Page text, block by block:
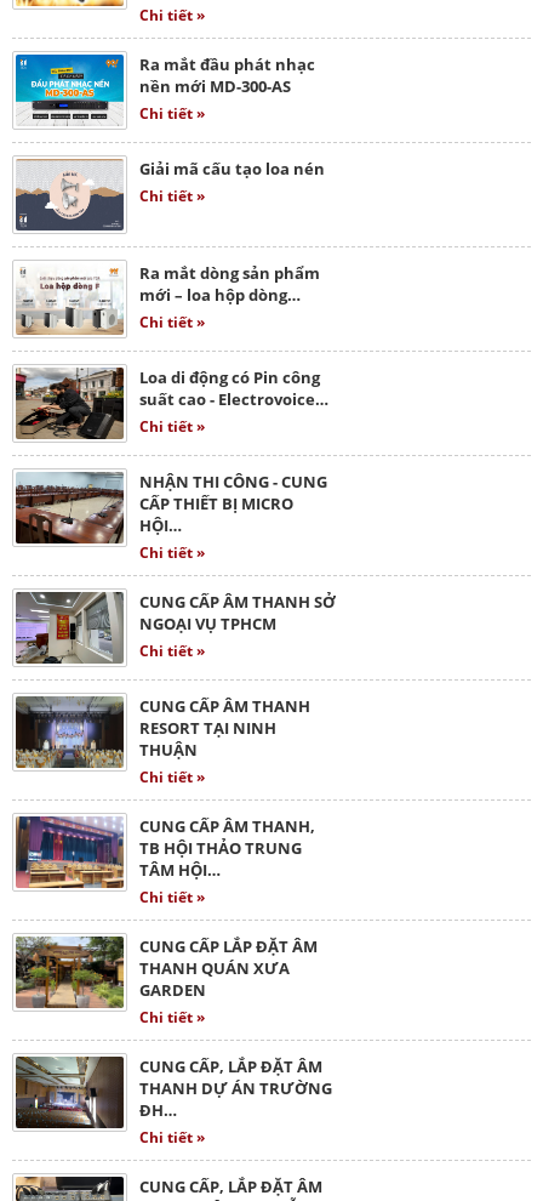
Chi tiết »
Ra mắt đầu phát nhạc
nền mới MD-300-AS
Chi tiết »
Giải mã cấu tạo loa nén
Chi tiết »
Ra mắt dòng sản phẩm
mới – loa hộp dòng…
Chi tiết »
Loa di động có Pin công
suất cao - Electrovoice…
Chi tiết »
NHẬN THI CÔNG - CUNG
CẤP THIẾT BỊ MICRO
HỘI…
Chi tiết »
CUNG CẤP ÂM THANH SỞ
NGOẠI VỤ TPHCM
Chi tiết »
CUNG CẤP ÂM THANH
RESORT TẠI NINH
THUẬN
Chi tiết »
CUNG CẤP ÂM THANH,
TB HỘI THẢO TRUNG
TÂM HỘI…
Chi tiết »
CUNG CẤP LẮP ĐẶT ÂM
THANH QUÁN XƯA
GARDEN
Chi tiết »
CUNG CẤP, LẮP ĐẶT ÂM
THANH DỰ ÁN TRƯỜNG
ĐH…
Chi tiết »
CUNG CẤP, LẮP ĐẶT ÂM